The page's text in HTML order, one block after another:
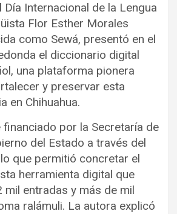
Día Internacional de la Lengua
Flor Esther Morales
como Sewá, presentó en el
el diccionario digital
una plataforma pionera
y preservar esta
en Chihuahua.
por la Secretaría de
del Estado a través del
que permitió concretar el
herramienta digital que
mil entradas y más de mil
ralámuli. La autora explicó